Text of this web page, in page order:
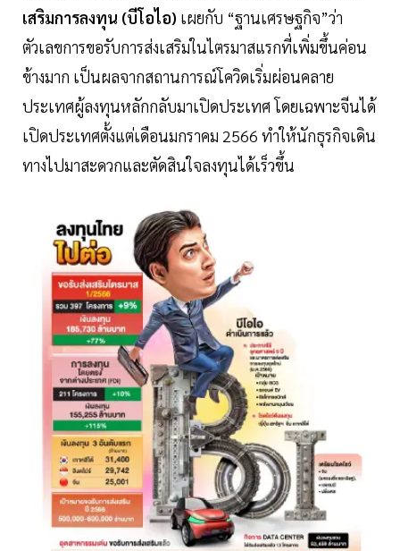
เสริมการลงทุน (บีโอไอ) เผยกับ “ฐานเศรษฐกิจ”ว่า
ตัวเลขการขอรับการส่งเสริมในไตรมาสแรกที่เพิ่มขึ้นค่อน
ข้างมาก เป็นผลจากสถานการณ์โควิดเริ่มผ่อนคลาย
ประเทศผู้ลงทุนหลักกลับมาเปิดประเทศ โดยเฉพาะจีนได้
เปิดประเทศตั้งแต่เดือนมกราคม 2566 ทำให้นักธุรกิจเดิน
ทางไปมาสะดวกและตัดสินใจลงทุนได้เร็วขึ้น